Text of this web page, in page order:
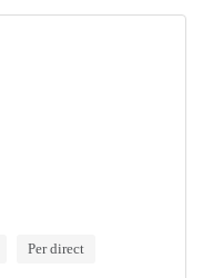
Per direct